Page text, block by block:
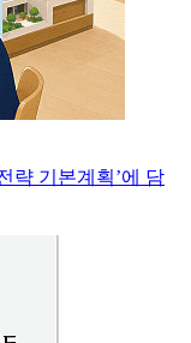
략 기본계획’에 담